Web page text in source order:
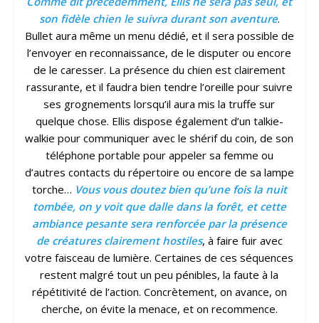
son fidèle chien le suivra durant son aventure.
Bullet aura même un menu dédié, et il sera possible de
l’envoyer en reconnaissance, de le disputer ou encore
de le caresser. La présence du chien est clairement
rassurante, et il faudra bien tendre l’oreille pour suivre
ses grognements lorsqu’il aura mis la truffe sur
quelque chose. Ellis dispose également d’un talkie-
walkie pour communiquer avec le shérif du coin, de son
téléphone portable pour appeler sa femme ou
d’autres contacts du répertoire ou encore de sa lampe
torche… Vous vous doutez bien qu’une fois la nuit
tombée, on y voit que dalle dans la forêt, et cette
ambiance pesante sera renforcée par la présence
de créatures clairement hostiles, à faire fuir avec
votre faisceau de lumière. Certaines de ces séquences
restent malgré tout un peu pénibles, la faute à la
répétitivité de l’action. Concrètement, on avance, on
cherche, on évite la menace, et on recommence.